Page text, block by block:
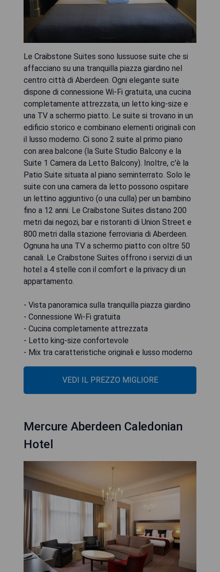
Le Craibstone Suites sono lussuose suite che si
affacciano su una tranquilla piazza giardino nel
centro città di Aberdeen. Ogni elegante suite
dispone di connessione Wi-Fi gratuita, una cucina
completamente attrezzata, un letto king-size e
una TV a schermo piatto. Le suite si trovano in un
edificio storico e combinano elementi originali con
il lusso moderno. Ci sono 2 suite al primo piano
con area balcone (la Suite Studio Balcony e la
Suite 1 Camera da Letto Balcony). Inoltre, c'è la
Patio Suite situata al piano seminterrato. Solo le
suite con una camera da letto possono ospitare
un lettino aggiuntivo (o una culla) per un bambino
fino a 12 anni. Le Craibstone Suites distano 200
metri dai negozi, bar e ristoranti di Union Street e
800 metri dalla stazione ferroviaria di Aberdeen.
Ognuna ha una TV a schermo piatto con oltre 50
canali. Le Craibstone Suites offrono i servizi di un
hotel a 4 stelle con il comfort e la privacy di un
appartamento.
- Vista panoramica sulla tranquilla piazza giardino
- Connessione Wi-Fi gratuita
- Cucina completamente attrezzata
- Letto king-size confortevole
- Mix tra caratteristiche originali e lusso moderno
VEDI IL PREZZO MIGLIORE
Mercure Aberdeen Caledonian
Hotel